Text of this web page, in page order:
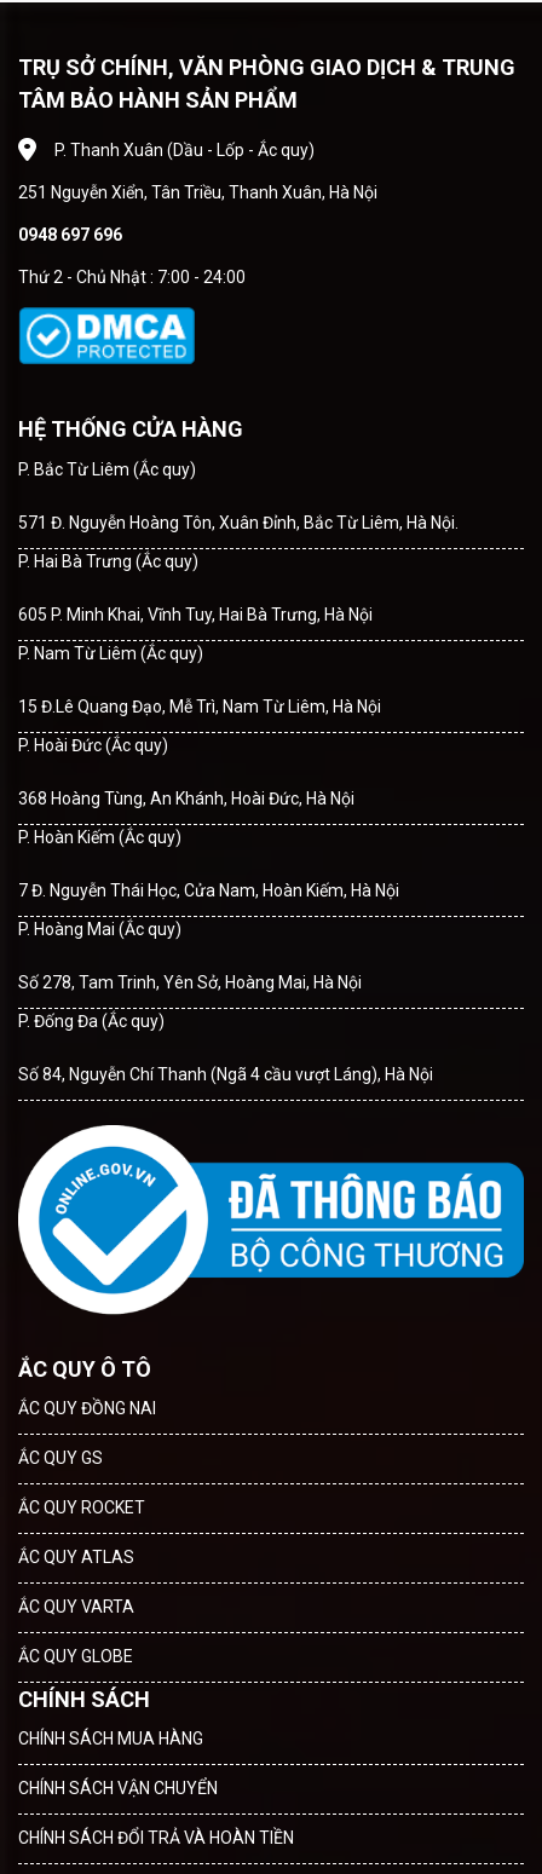
TRỤ SỞ CHÍNH, VĂN PHÒNG GIAO DỊCH & TRUNG
TÂM BẢO HÀNH SẢN PHẨM
P. Thanh Xuân (Dầu - Lốp - Ắc quy)
251 Nguyễn Xiển, Tân Triều, Thanh Xuân, Hà Nội
0948 697 696
Thứ 2 - Chủ Nhật : 7:00 - 24:00
HỆ THỐNG CỬA HÀNG
P. Bắc Từ Liêm (Ắc quy)
571 Đ. Nguyễn Hoàng Tôn, Xuân Đỉnh, Bắc Từ Liêm, Hà Nội.
P. Hai Bà Trưng (Ắc quy)
605 P. Minh Khai, Vĩnh Tuy, Hai Bà Trưng, Hà Nội
P. Nam Từ Liêm (Ắc quy)
15 Đ.Lê Quang Đạo, Mễ Trì, Nam Từ Liêm, Hà Nội
P. Hoài Đức (Ắc quy)
368 Hoàng Tùng, An Khánh, Hoài Đức, Hà Nội
P. Hoàn Kiếm (Ắc quy)
7 Đ. Nguyễn Thái Học, Cửa Nam, Hoàn Kiếm, Hà Nội
P. Hoàng Mai (Ắc quy)
Số 278, Tam Trinh, Yên Sở, Hoàng Mai, Hà Nội
P. Đống Đa (Ắc quy)
Số 84, Nguyễn Chí Thanh (Ngã 4 cầu vượt Láng), Hà Nội
ẮC QUY Ô TÔ
ẮC QUY ĐỒNG NAI
ẮC QUY GS
ẮC QUY ROCKET
ẮC QUY ATLAS
ẮC QUY VARTA
ẮC QUY GLOBE
CHÍNH SÁCH
CHÍNH SÁCH MUA HÀNG
CHÍNH SÁCH VẬN CHUYỂN
CHÍNH SÁCH ĐỔI TRẢ VÀ HOÀN TIỀN